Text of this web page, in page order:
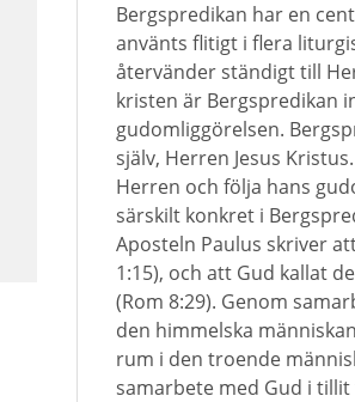
Bergspredikan har en
använts flitigt i flera
återvänder ständigt till
kristen är Bergspredikan
gudomliggörelsen.
själv, Herren Jesus
Herren och följa hans
särskilt konkret i
Aposteln Paulus skriver
1:15), och att Gud kallat
(Rom 8:29). Genom
den himmelska
rum i den troende
samarbete med Gud i